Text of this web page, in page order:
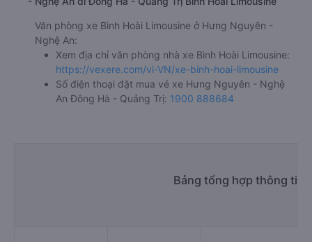
trung bình là 4.3/5 dựa trên 490 đánh giá của khách hàng
đã trải nghiệm dịch vụ của nhà xe này.
h. Thông tin liên hệ, đặt mua vé xe khách từ Hưng Nguyên
- Nghệ An đi Đông Hà - Quảng Trị Bình Hoài Limousine
Văn phòng xe Bình Hoài Limousine ở Hưng Nguyên -
Nghệ An:
Xem địa chỉ văn phòng nhà xe Bình Hoài Limousine: